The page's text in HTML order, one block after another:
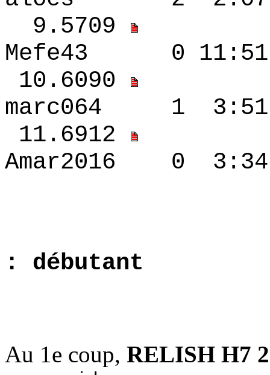
9.5709
Mefe43 0
10.6090
marc064 1
11.6912
Amar2016 0
: débutant
Au 1e coup, RELISH H7